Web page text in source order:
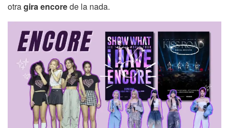
otragira encorede la nada.